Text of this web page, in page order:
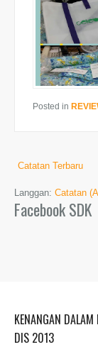
Posted in
Catatan Terbaru
Langgan: Catatan
Facebook SDK
KENANGAN
DIS 2013